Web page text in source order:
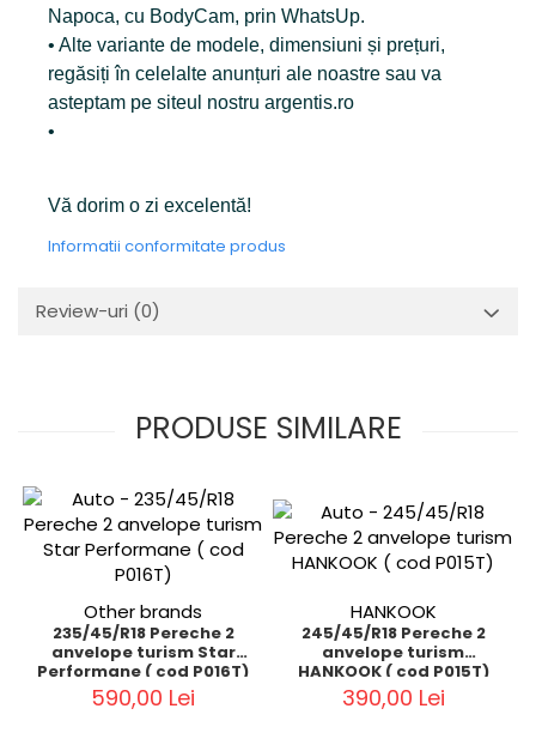
Napoca, cu BodyCam, prin WhatsUp.
• Alte variante de modele, dimensiuni și prețuri,
regăsiți în celelalte anunțuri ale noastre sau va
asteptam pe siteul nostru argentis.ro
•
Vă dorim o zi excelentă!
Informatii conformitate produs
Review-uri (0)
PRODUSE SIMILARE
Other brands
235/45/R18 Pereche 2
anvelope turism Star
Performane ( cod P016T)
590,00 Lei
HANKOOK
245/45/R18 Pereche 2
anvelope turism
HANKOOK ( cod P015T)
390,00 Lei